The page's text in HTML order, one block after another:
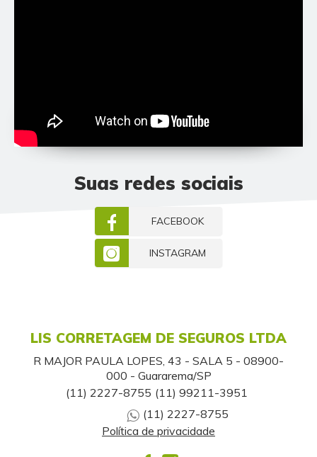
Suas redes sociais
FACEBOOK
INSTAGRAM
LIS CORRETAGEM DE SEGUROS LTDA
R MAJOR PAULA LOPES, 43 - SALA 5 - 08900-
000 - Guararema/SP
(11) 2227-8755 (11) 99211-3951
(11) 2227-8755
Política de privacidade